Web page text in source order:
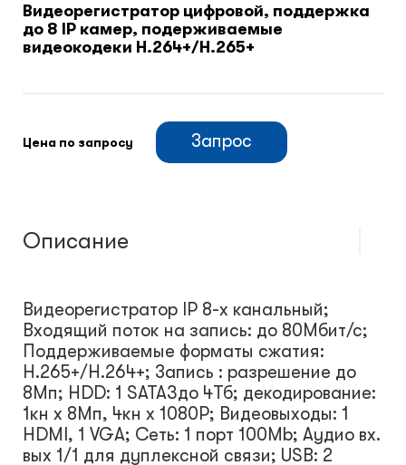
Климатический шкафы
Видеорегистратор цифровой, поддержка
до 8 IP камер, подерживаемые
видеокодеки H.264+/H.265+
Цена по запросу Запрос
Описание
Видеорегистратор IP 8-х канальный;
Входящий поток на запись: до 80Мбит/с;
Поддерживаемые форматы сжатия:
H.265+/H.264+; Запись : разрешение до
8Мп; HDD: 1 SATA3до 4Тб; декодирование:
1кн х 8Мп, 4кн х 1080Р; Видеовыходы: 1
HDMI, 1 VGA; Сеть: 1 порт 100Mb; Аудио вх.
вых 1/1 для дуплексной связи; USB: 2